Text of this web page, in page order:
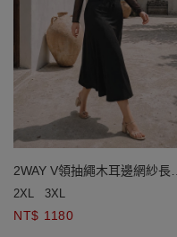
2WAY V領抽繩木耳邊網紗長袖
罩衫後鏤空細肩帶長洋裝套裝
2XL 3XL
NT$ 1180